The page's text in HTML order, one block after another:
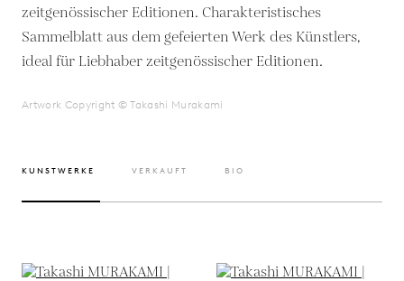
zeitgenössischer Editionen. Charakteristisches
Sammelblatt aus dem gefeierten Werk des Künstlers,
ideal für Liebhaber zeitgenössischer Editionen.
Artwork Copyright © Takashi Murakami
KUNSTWERKE VERKAUFT BIO